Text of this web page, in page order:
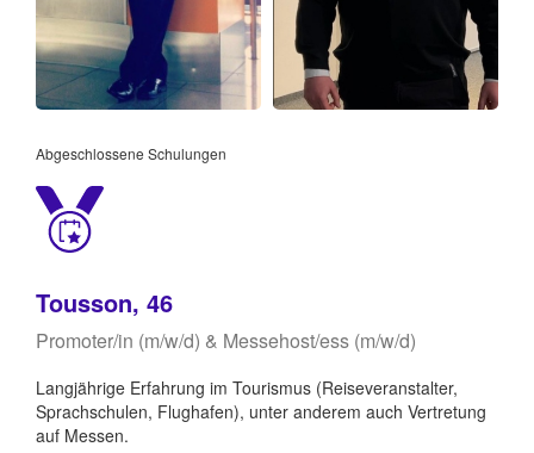
Abgeschlossene Schulungen
Tousson, 46
Promoter/in (m/w/d) & Messehost/ess (m/w/d)
Langjährige Erfahrung im Tourismus (Reiseveranstalter,
Sprachschulen, Flughafen), unter anderem auch Vertretung
auf Messen.